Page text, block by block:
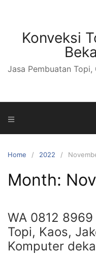
e
Konveksi
Jasa Pembuatan Topi,
Home 2022
Month:
WA 0812
Topi, Kaos,
Komputer